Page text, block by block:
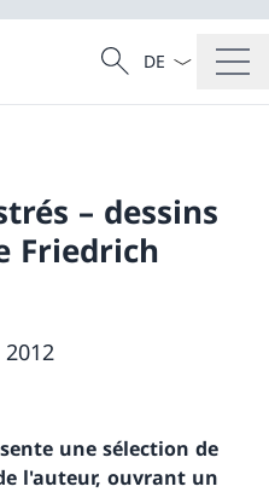
Recherche
Recherche
La langue
– dessins
Friedrich
une sélection de
l'auteur, ouvrant un